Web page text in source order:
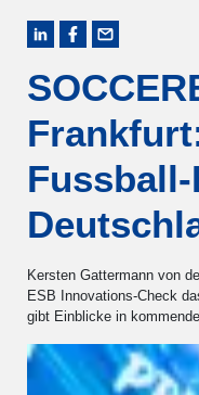
Kersten Gattermann von
ESB Innovations-Check
gibt Einblicke in